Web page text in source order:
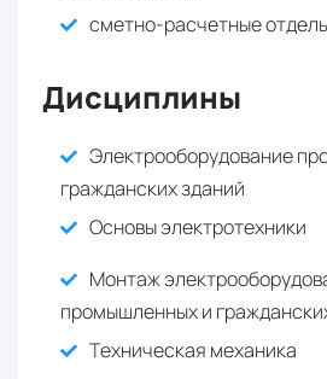
сметно-расчетные
Дисциплины
Электрооборудование
гражданских зданий
Основы электротехники
Монтаж
промышленных и
Техническая механика